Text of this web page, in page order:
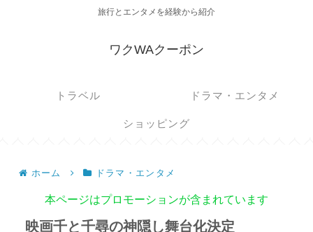
旅行とエンタメを経験から紹介
ワクWAクーポン
トラベル ドラマ・エンタメ
ショッピング
ホーム ドラマ・エンタメ
本ページはプロモーションが含まれています
映画千と千尋の神隠し舞台化決定